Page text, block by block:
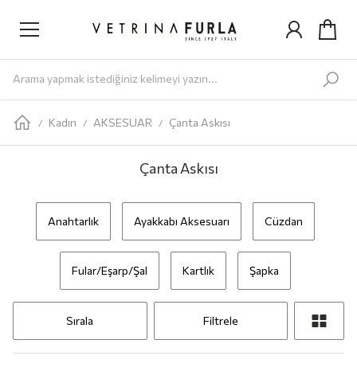
/
Kadın / AKSESUAR / Çanta Askısı
Çanta Askısı
Anahtarlık Ayakkabı Aksesuarı Cüzdan
Fular/Eşarp/Şal Kartlık Şapka
Sırala Filtrele